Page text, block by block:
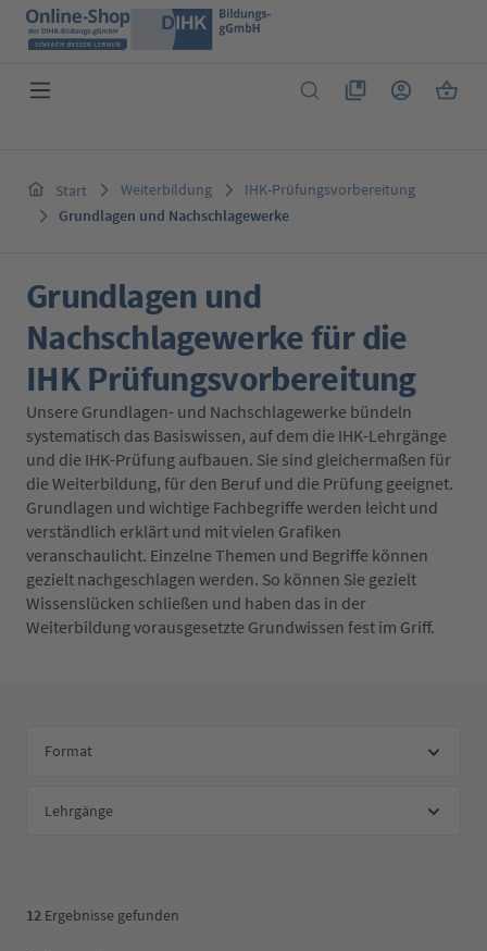
Zum Hauptinhalt springen
Du hast 0 Produkte
Start Weiterbildung
IHK-Prüfungsvorbereitung
Grundlagen und Nachschlagewerke
Grundlagen und
Nachschlagewerke für die
IHK Prüfungsvorbereitung
Unsere Grundlagen- und Nachschlagewerke bündeln
systematisch das Basiswissen, auf dem die IHK-Lehrgänge
und die IHK-Prüfung aufbauen. Sie sind gleichermaßen für
die Weiterbildung, für den Beruf und die Prüfung geeignet.
Grundlagen und wichtige Fachbegriffe werden leicht und
verständlich erklärt und mit vielen Grafiken
veranschaulicht. Einzelne Themen und Begriffe können
gezielt nachgeschlagen werden. So können Sie gezielt
Wissenslücken schließen und haben das in der
Weiterbildung vorausgesetzte Grundwissen fest im Griff.
Format
Lehrgänge
12 Ergebnisse gefunden